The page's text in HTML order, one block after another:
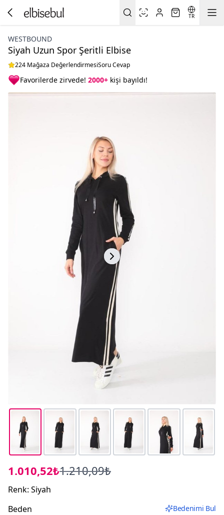
TR
WESTBOUND
Siyah Uzun Spor Şeritli Elbise
224 Mağaza DeğerlendirmesiSoru Cevap
Favorilerde zirvede! 2000+ kişi bayıldı!
1.010,52₺1.210,09₺
Renk: Siyah
Beden
Bedenimi Bul